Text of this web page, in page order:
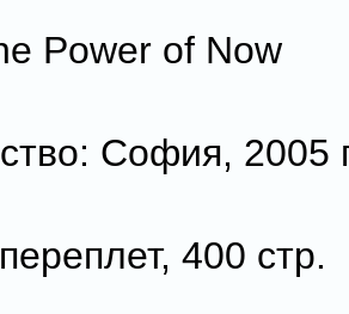
Power of Now
София, 2005
400 стр.